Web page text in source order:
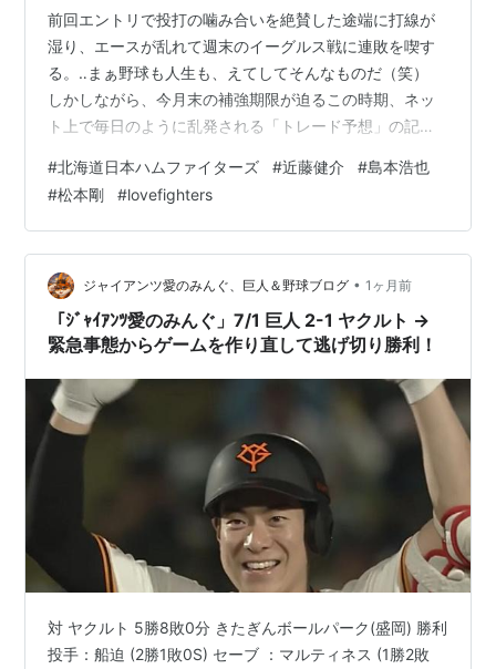
出版社/メーカー:講談社
発売日:2007/03/01
メディア:単行本（ソフトカバー）
購入: 3人クリック: 18回
この商品を含むブログ (22件) を見る
北京的夏 (講談社BOX)
メディア:単行本（ソフトカバー）
この商品を含むブログ (8件) を見る
前回エントリで投打の噛み合いを絶賛した途端に打線が
湿り、エースが乱れて週末のイーグルス戦に連敗を喫す
る。‥まぁ野球も人生も、えてしてそんなものだ（笑）
しかしながら、今月末の補強期限が迫るこの時期、ネッ
ト上で毎日のように乱発される「トレード予想」の記事
なら、一言『ウザい』。 該当記事を眺めていても、当た
った試しがほとんどない。一体何の根拠に基づいている
のか‥ いや単なる己の妄想のみで僅かな原稿料を稼ぎ出
そうとしているのかと思うと、いささか腹も立ってく
る。 ここ数年、ファイターズでいえば淺間大基、今川優
馬、清水優心といった選手の名が毎度のごとく、…
#北海道日本ハムファイターズ #近藤健介 #島本浩也
#松本剛 #lovefighters
ジャイアンツ愛のみんぐ、巨人＆野球ブログ • 1ヶ月前
「ｼﾞｬｲｱﾝﾂ愛のみんぐ」7/1 巨人 2-1 ヤクルト →
緊急事態からゲームを作り直して逃げ切り勝利！
対 ヤクルト 5勝8敗0分 きたぎんボールパーク(盛岡) 勝利
投手：船迫 (2勝1敗0S) セーブ ：マルティネス (1勝2敗